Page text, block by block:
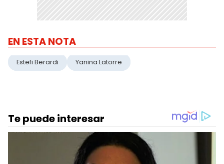
EN ESTA NOTA
Estefi Berardi Yanina Latorre